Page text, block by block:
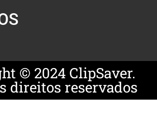
© 2024 ClipSaver.
direitos reservados